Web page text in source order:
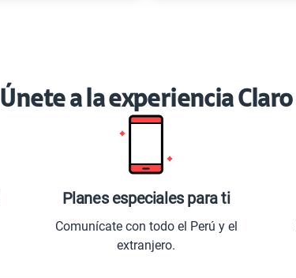
Únete a la experiencia Claro
Planes especiales para ti
Comunícate con todo el Perú y el
extranjero.